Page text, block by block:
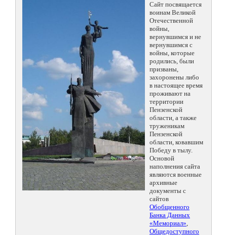
Сайт посвящается
воинам Великой
Отечественной
войны,
вернувшимся и не
вернувшимся с
войны, которые
родились, были
призваны,
захоронены либо
в настоящее время
проживают на
территории
Пензенской
области, а также
труженикам
Пензенской
области, ковавшим
Победу в тылу.
Основой
наполнения сайта
являются военные
архивные
документы с
сайтов
Обобщенного
Банка Данных
«Мемориал»,
Общедоступного